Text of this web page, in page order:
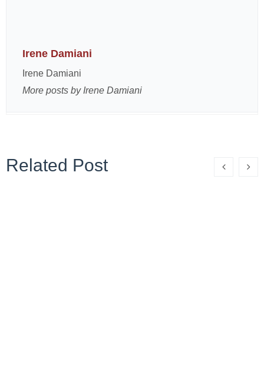
Irene Damiani
Irene Damiani
More posts by Irene Damiani
Related Post